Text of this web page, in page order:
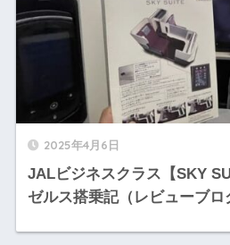
2025年4月6日
JALビジネスクラス【SKY
ゼルス搭乗記（レビューブロ